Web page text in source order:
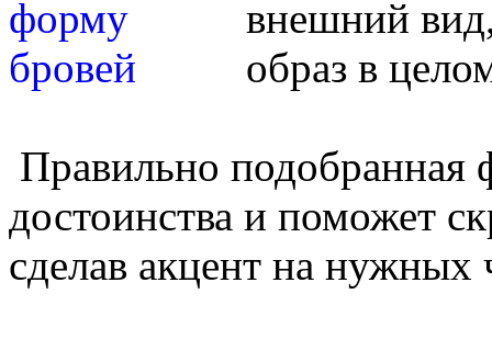
внешний
образ в
Правильно подобранная
достоинства и поможет
сделав акцент на